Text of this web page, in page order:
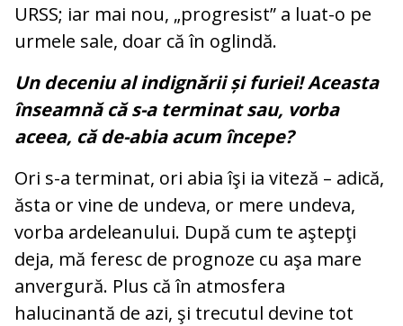
URSS; iar mai nou, „progresist” a luat-o pe
urmele sale, doar că în oglindă.
Un deceniu al indignării și furiei! Aceasta
înseamnă că s-a terminat sau, vorba
aceea, că de-abia acum începe?
Ori s-a terminat, ori abia îşi ia viteză – adică,
ăsta or vine de undeva, or mere undeva,
vorba ardeleanului. După cum te aştepţi
deja, mă feresc de prognoze cu aşa mare
anvergură. Plus că în atmosfera
halucinantă de azi, şi trecutul devine tot